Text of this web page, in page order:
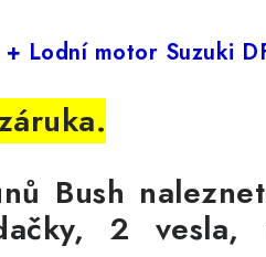
Lodní motor Suzuki
Bush
2 vesla,